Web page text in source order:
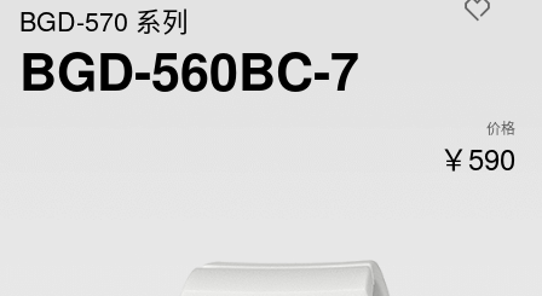
BGD-570 系列
BGD-560BC-7
价格
￥590